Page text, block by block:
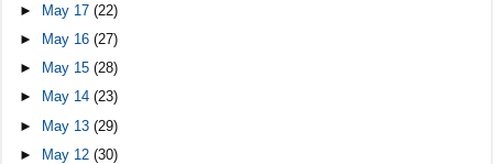
►
May 17(22)
►
May 16(27)
►
May 15(28)
►
May 14(23)
► May 13(29)
► May 12(30)